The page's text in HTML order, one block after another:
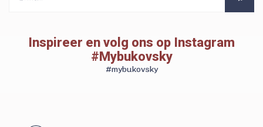
Inspireer en volg ons op Instagram
#Mybukovsky
#mybukovsky